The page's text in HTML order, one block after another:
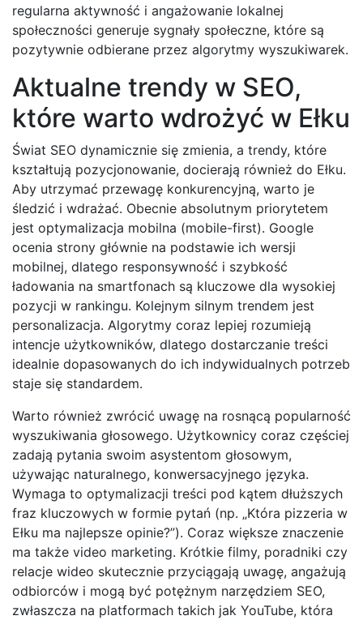
regularna aktywność i angażowanie lokalnej
społeczności generuje sygnały społeczne, które są
pozytywnie odbierane przez algorytmy wyszukiwarek.
Aktualne trendy w SEO,
które warto wdrożyć w Ełku
Świat SEO dynamicznie się zmienia, a trendy, które
kształtują pozycjonowanie, docierają również do Ełku.
Aby utrzymać przewagę konkurencyjną, warto je
śledzić i wdrażać. Obecnie absolutnym priorytetem
jest optymalizacja mobilna (mobile-first). Google
ocenia strony głównie na podstawie ich wersji
mobilnej, dlatego responsywność i szybkość
ładowania na smartfonach są kluczowe dla wysokiej
pozycji w rankingu. Kolejnym silnym trendem jest
personalizacja. Algorytmy coraz lepiej rozumieją
intencje użytkowników, dlatego dostarczanie treści
idealnie dopasowanych do ich indywidualnych potrzeb
staje się standardem.
Warto również zwrócić uwagę na rosnącą popularność
wyszukiwania głosowego. Użytkownicy coraz częściej
zadają pytania swoim asystentom głosowym,
używając naturalnego, konwersacyjnego języka.
Wymaga to optymalizacji treści pod kątem dłuższych
fraz kluczowych w formie pytań (np. „Która pizzeria w
Ełku ma najlepsze opinie?”). Coraz większe znaczenie
ma także video marketing. Krótkie filmy, poradniki czy
relacje wideo skutecznie przyciągają uwagę, angażują
odbiorców i mogą być potężnym narzędziem SEO,
zwłaszcza na platformach takich jak YouTube, która